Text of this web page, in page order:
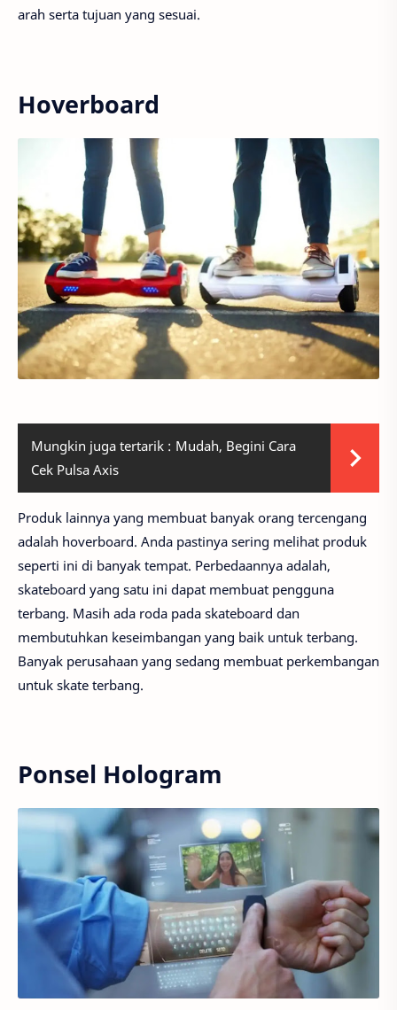
arah serta tujuan yang sesuai.
Hoverboard
Mungkin juga tertarik : Mudah, Begini Cara
Cek Pulsa Axis
Produk lainnya yang membuat banyak orang tercengang
adalah hoverboard. Anda pastinya sering melihat produk
seperti ini di banyak tempat. Perbedaannya adalah,
skateboard yang satu ini dapat membuat pengguna
terbang. Masih ada roda pada skateboard dan
membutuhkan keseimbangan yang baik untuk terbang.
Banyak perusahaan yang sedang membuat perkembangan
untuk skate terbang.
Ponsel Hologram